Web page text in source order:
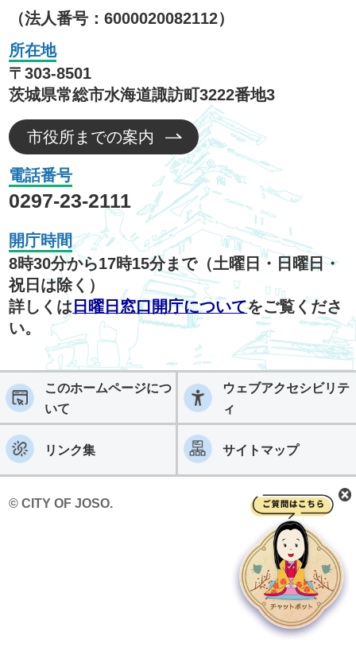
（法人番号：6000020082112）
所在地
〒303-8501
茨城県常総市水海道諏訪町3222番地3
市役所までの案内
電話番号
0297-23-2111
開庁時間
8時30分から17時15分まで（土曜日・日曜日・
祝日は除く）
詳しくは 日曜日窓口開庁についてをご覧くださ
い。
このホームページにつ
いて
ウェブアクセシビリテ
ィ
リンク集 サイトマップ
© CITY OF JOSO.